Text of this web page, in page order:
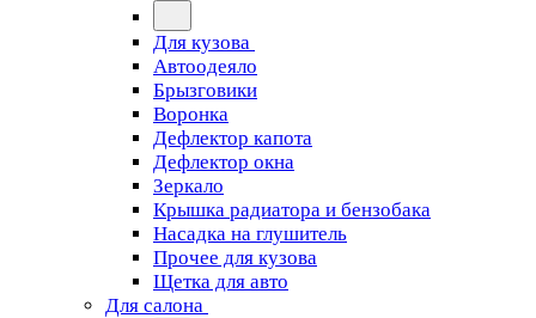
Для кузова
Автоодеяло
Брызговики
Воронка
Дефлектор капота
Дефлектор окна
Зеркало
Крышка радиатора и бензобака
Насадка на глушитель
Прочее для кузова
Щетка для авто
Для салона